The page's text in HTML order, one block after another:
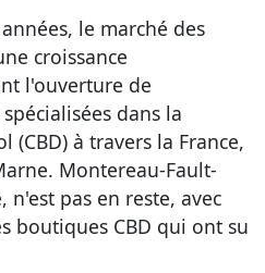
le marché des
croissance
l'ouverture de
dans la
(CBD) à travers la France,
Montereau-Fault-
pas en reste, avec
boutiques CBD qui ont su